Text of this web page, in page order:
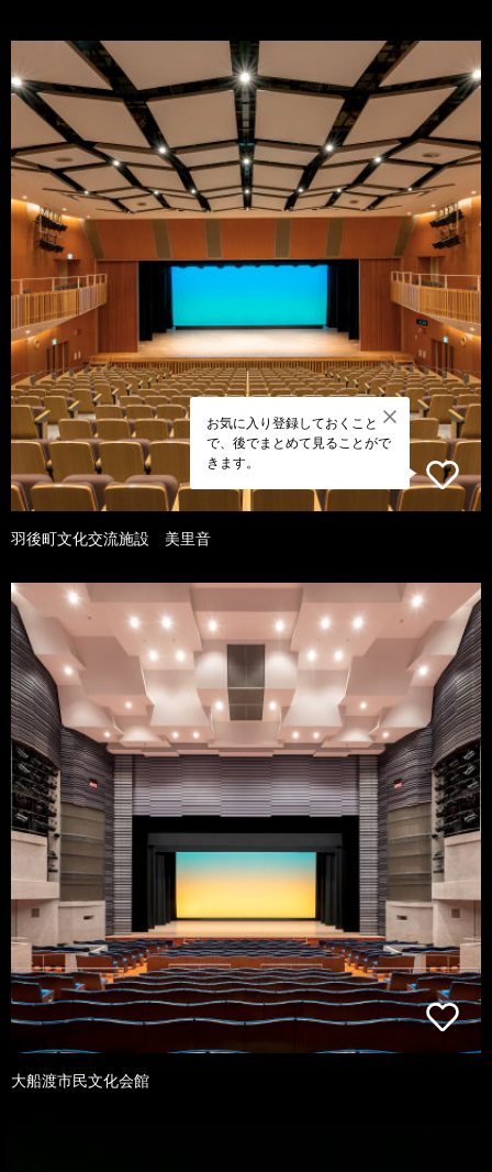
お気に入り登録しておくこと
で、後でまとめて見ることがで
きます。
羽後町文化交流施設 美里音
大船渡市民文化会館